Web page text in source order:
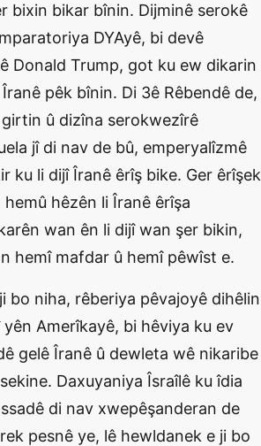
bixin bikar bînin. Dijminê serokê
DYAyê, bi devê
Donald Trump, got ku ew dikarin
pêk bînin. Di 3ê Rêbendê de,
girtin û dizîna serokwezîrê
jî di nav de bû, emperyalîzmê
ku li dijî Îranê êrîş bike. Ger êrîşek
hêzên li Îranê êrîşa
wan ên li dijî wan şer bikin,
hemî mafdar û hemî pêwîst e.
bo niha, rêberiya pêvajoyê dihêlin
Amerîkayê, bi hêviya ku ev
gelê Îranê û dewleta wê nikaribe
Daxuyaniya Îsraîlê ku îdia
di nav xwepêşanderan de
pesnê ye, lê hewldanek e ji bo